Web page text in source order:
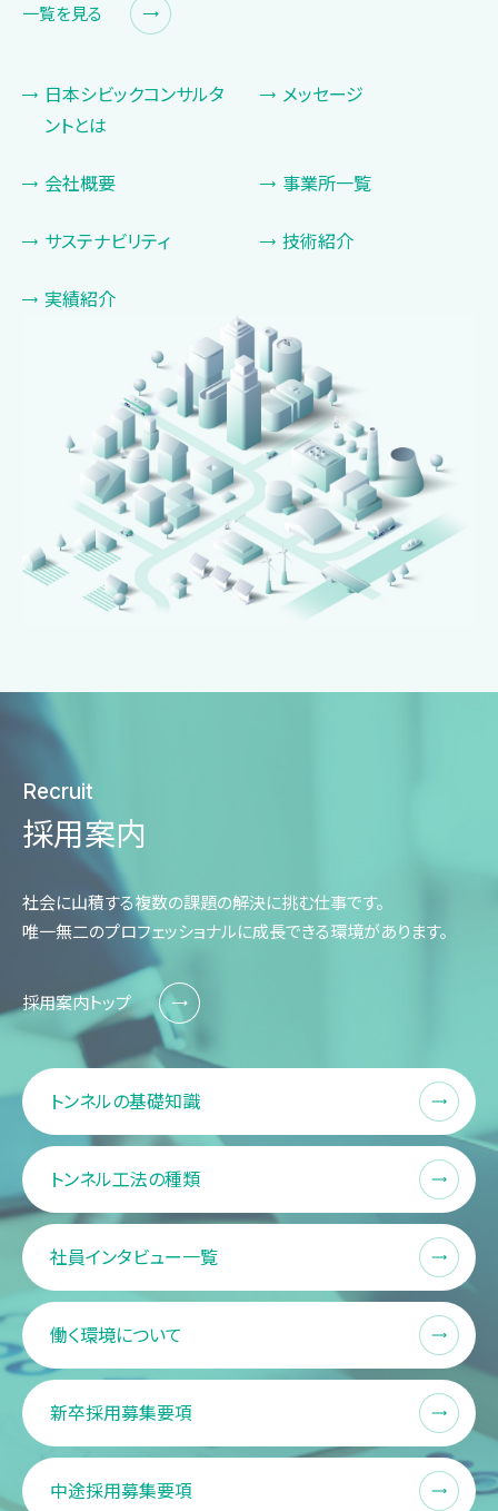
一覧を見る
日本シビックコンサルタ
ントとは
メッセージ
会社概要 事業所一覧
サステナビリティ 技術紹介
実績紹介
Recruit
採用案内
社会に山積する複数の課題の解決に挑む仕事です。
唯一無二のプロフェッショナルに成長できる環境があります。
採用案内トップ
トンネルの基礎知識
トンネル工法の種類
社員インタビュー一覧
働く環境について
新卒採用募集要項
中途採用募集要項